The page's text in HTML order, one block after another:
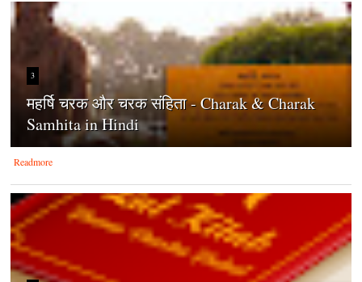
3
महर्षि चरक और चरक संहिता - Charak & Charak
Samhita in Hindi
Readmore